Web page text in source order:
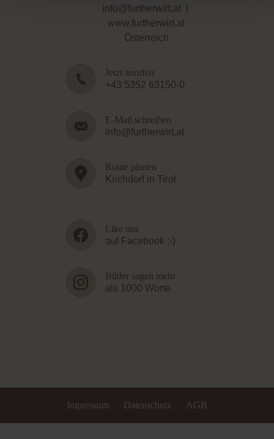
info@furtherwirt.at
www.furtherwirt.at
Österreich
Jetzt anrufen
+43 5352 63150-0
E-Mail schreiben
info@furtherwirt.at
Route planen
Kirchdorf in Tirol
Like uns
auf Facebook :-)
Bilder sagen mehr
als 1000 Worte.
Impressum Datenschutz AGB